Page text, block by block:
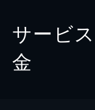
サービ
金